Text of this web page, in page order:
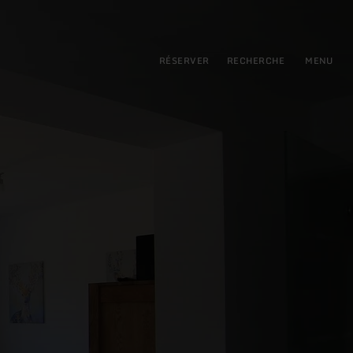
RÉSERVER RECHERCHE MENU